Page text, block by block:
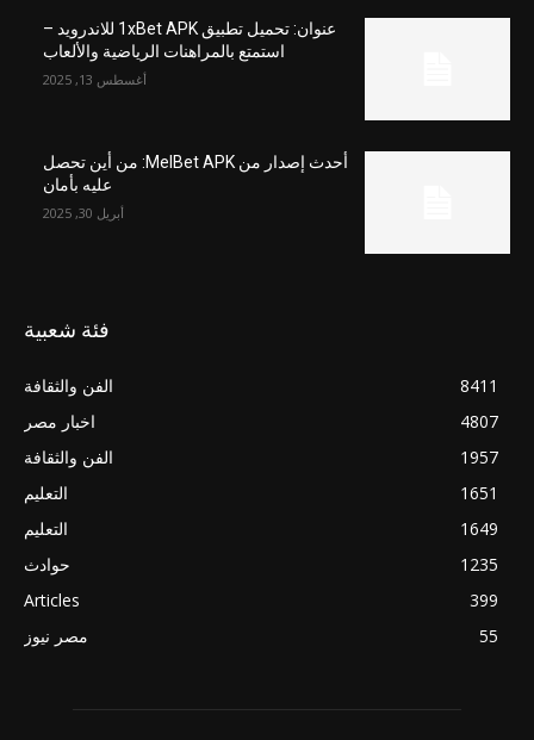
عنوان: تحميل تطبيق 1xBet APK للاندرويد –
استمتع بالمراهنات الرياضية والألعاب
أغسطس 13, 2025
أحدث إصدار من MelBet APK: من أين تحصل
عليه بأمان
أبريل 30, 2025
فئة شعبية
الفن والثقافة
8411
اخبار مصر
4807
الفن والثقافة
1957
التعليم
1651
التعليم
1649
حوادث
1235
Articles
399
مصر نيوز
55